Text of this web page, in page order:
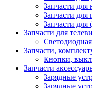
Запчасти для
Запчасти для
Запчасти для
Запчасти для
Запчасти,
Кнопки,
Запчасти
Зарядные
Зарядные